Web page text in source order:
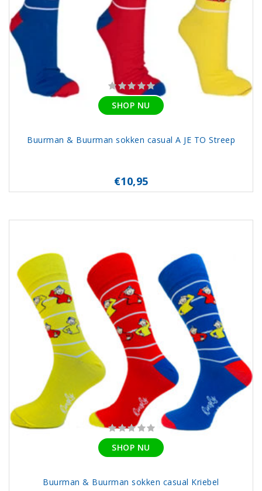
SHOP NU
Buurman & Buurman sokken casual A JE TO Streep
€10,95
SHOP NU
Buurman & Buurman sokken casual Kriebel